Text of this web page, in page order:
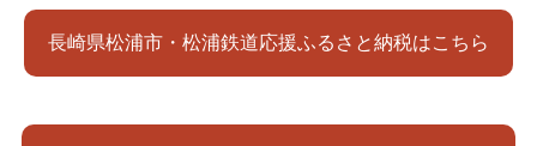
長崎県松浦市・松浦鉄道応援ふるさと納税はこちら